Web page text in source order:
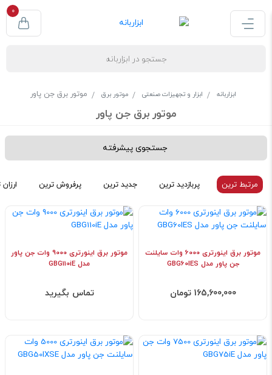
0
ابزاربانه ابزار و تجهیزات صنعتی موتور برق موتور برق جن پاور
موتور برق جن پاور
جستجوی پیشرفته
مرتبط ترین پربازدید ترین جدید ترین پرفروش ترین
موتور برق اینورتری 6000 وات سایلنت
جن پاور مدل GBG60IES
165,600,000 تومان
موتور برق اینورتری 9000 وات جن پاور
مدل GBG110iE
تماس بگیرید